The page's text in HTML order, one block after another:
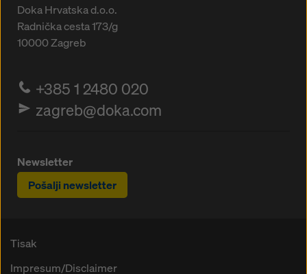
Doka Hrvatska d.o.o.
Radnička cesta 173/g
10000Zagreb
+385 1 2480 020
zagreb@doka.com
Newsletter
Pošalji newsletter
Tisak
Impresum/Disclaimer